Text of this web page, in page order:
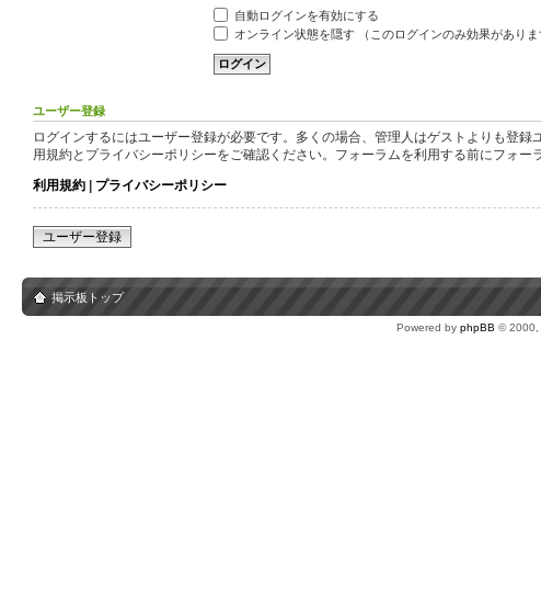
自動ログインを有効にする
オンライン状態を隠す （このログインのみ効果がありま
ユーザー登録
ログインするにはユーザー登録が必要です。多くの場合、管理人はゲストよりも登
用規約とプライバシーポリシーをご確認ください。フォーラムを利用する前にフォー
利用規約 | プライバシーポリシー
ユーザー登録
掲示板トップ
Powered by phpBB © 2000,